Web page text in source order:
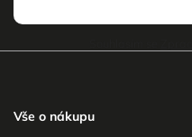
Vše o nákupu